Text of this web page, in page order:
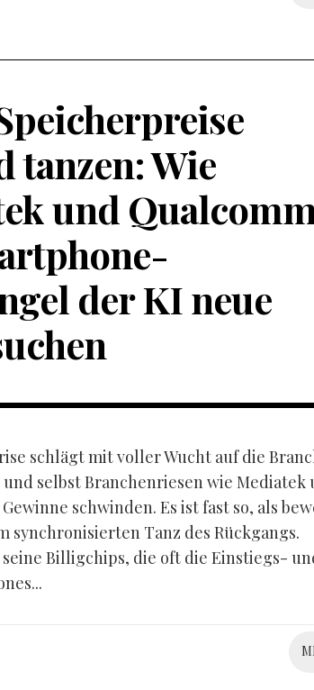
tanzen: Wie
und
der KI neue
schlägt mit voller Wucht auf die
selbst Branchenriesen wie Mediatek
schwinden. Es ist fast so, als
synchronisierten Tanz des Rückgangs.
Billigchips, die oft die Einstiegs-